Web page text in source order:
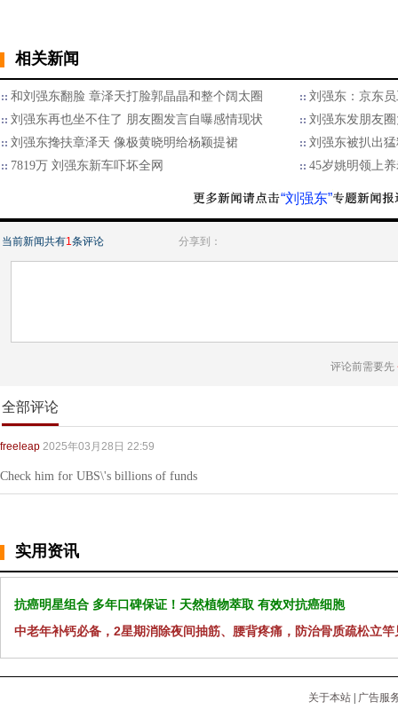
相关新闻
和刘强东翻脸 章泽天打脸郭晶晶和整个阔太圈
刘强东：京东
刘强东再也坐不住了 朋友圈发言自曝感情现状
刘强东发朋友
刘强东搀扶章泽天 像极黄晓明给杨颖提裙
刘强东被扒出
7819万 刘强东新车吓坏全网
45岁姚明领上
“刘强东”
当前新闻共有1条评论 分享到：
评论前需要先
全部评论
freeleap 2025年03月28日 22:59
Check him for UBS\'s billions of funds
实用资讯
抗癌明星组合 多年口碑保证！天然植物萃取 有效对抗癌细胞
中老年补钙必备，2星期消除夜间抽筋、腰背疼痛，防治骨质疏松立竿
关于本站
广告服